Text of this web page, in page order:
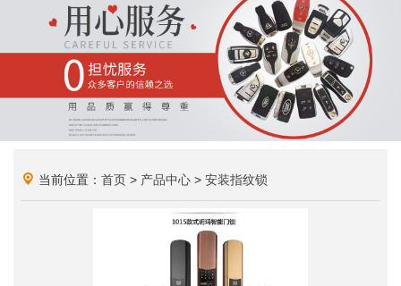
当前位置：首页 > 产品中心 >安装指纹锁